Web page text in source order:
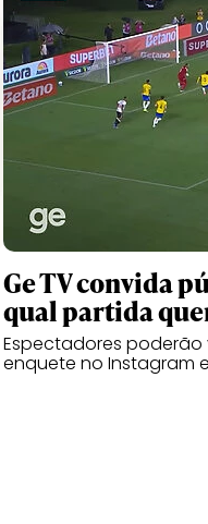
Ge TV convida
qual partida
Espectadores
enquete no Instagram